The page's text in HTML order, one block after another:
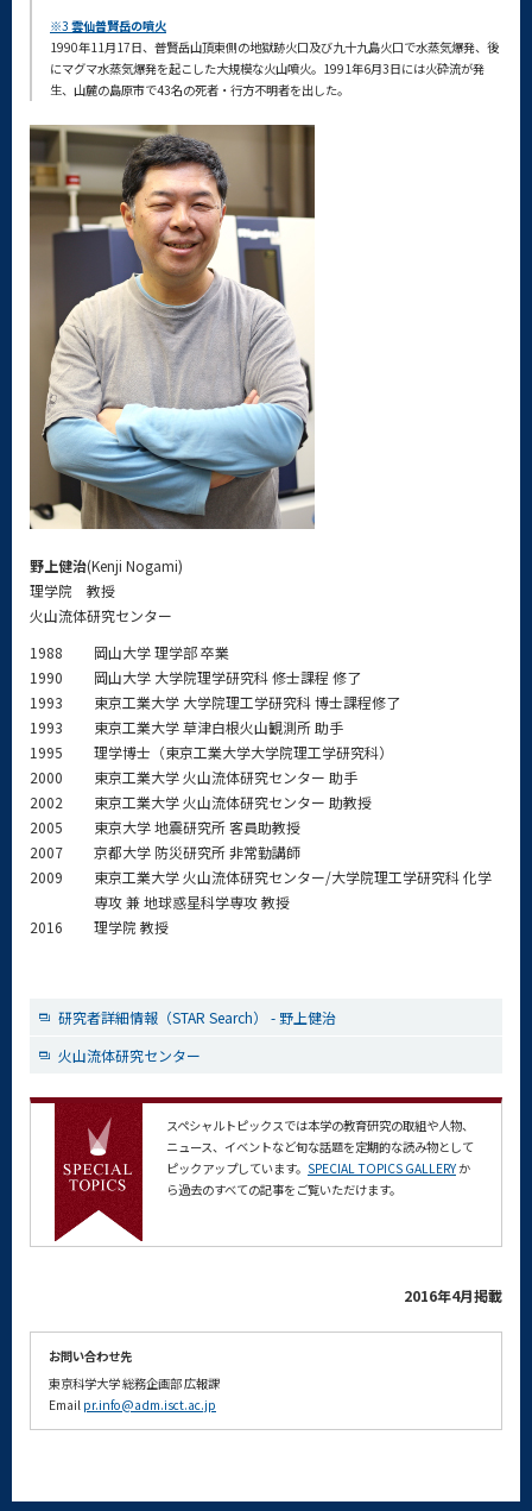
※3 雲仙普賢岳の噴火
1990年11月17日、普賢岳山頂東側の地獄跡火口及び九十九島火口で水蒸気爆発、後
にマグマ水蒸気爆発を起こした大規模な火山噴火。1991年6月3日には火砕流が発
生、山麓の島原市で43名の死者・行方不明者を出した。
野上健治(Kenji Nogami)
理学院 教授
火山流体研究センター
1988
岡山大学 理学部 卒業
1990
岡山大学 大学院理学研究科 修士課程 修了
1993
東京工業大学 大学院理工学研究科 博士課程修了
1993
東京工業大学 草津白根火山観測所 助手
1995
理学博士（東京工業大学大学院理工学研究科）
2000
東京工業大学 火山流体研究センター 助手
2002
東京工業大学 火山流体研究センター 助教授
2005
東京大学 地震研究所 客員助教授
2007
京都大学 防災研究所 非常勤講師
2009
東京工業大学 火山流体研究センター/大学院理工学研究科 化学
専攻 兼 地球惑星科学専攻 教授
2016
理学院 教授
研究者詳細情報（STAR Search） - 野上健治
火山流体研究センター
スペシャルトピックスでは本学の教育研究の取組や人物、
ニュース、イベントなど旬な話題を定期的な読み物として
ピックアップしています。 SPECIAL TOPICS GALLERYか
ら過去のすべての記事をご覧いただけます。
2016年4月掲載
お問い合わせ先
東京科学大学総務企画部広報課
Email pr.info@adm.isct.ac.jp